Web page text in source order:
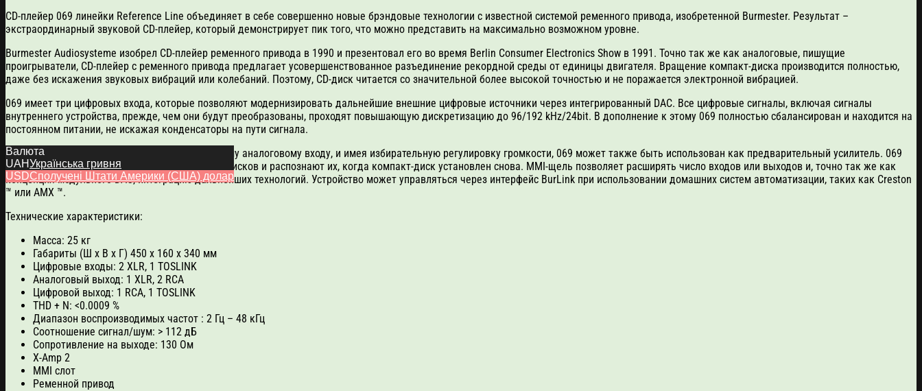
CD-плейер 069 линейки Reference Line объединяет в себе совершенно новые брэндовые технологии с известной системой ременного привода, изобретенной Burmester. Результат –
экстраординарный звуковой CD-плейер, который демонстрирует пик того, что можно представить на максимально возможном уровне.
Burmester Audiosysteme изобрел CD-плейер ременного привода в 1990 и презентовал его во время Berlin Consumer Electronics Show в 1991. Точно так же как аналоговые, пишущие
проигрыватели, CD-плейер c ременного привода предлагает усовершенствованное разъединение рекордной среды от единицы двигателя. Вращение компакт-диска производится полностью,
даже без искажения звуковых вибраций или колебаний. Поэтому, СD-диск читается со значительной более высокой точностью и не поражается электронной вибрацией.
069 имеет три цифровых входа, которые позволяют модернизировать дальнейшие внешние цифровые источники через интегрированный DAC. Все цифровые сигналы, включая сигналы
внутреннего устройства, прежде, чем они будут преобразованы, проходят повышающую дискретизацию до 96/192 kHz/24bit. В дополнение к этому 069 полностью сбалансирован и находится на
постоянном питании, не искажая конденсаторы на пути сигнала.
Благодаря своим трем цифровым входам , одному аналоговому входу, и имея избирательную регулировку громкости, 069 может также быть использован как предварительный усилитель. 069
помнит накопленные программы с 99 компакт-дисков и распознают их, когда компакт-диск установлен снова. MMI-щель позволяет расширять число входов или выходов и, точно так же как
концепция модульного DAC, интеграцию дальнейших технологий. Устройство может управляться через интерфейс BurLink при использовании домашних систем автоматизации, таких как Creston
™ или AMX ™.
Технические характеристики:
Масса: 25 кг
Габариты (Ш х В х Г) 450 х 160 х 340 мм
Цифровые входы: 2 XLR, 1 TOSLINK
Аналоговый выход: 1 XLR, 2 RCA
Цифровой выход: 1 RCA, 1 TOSLINK
THD + N: <0.0009 %
Диапазон воспроизводимых частот : 2 Гц – 48 кГц
Соотношение сигнал/шум: > 112 дБ
Сопротивление на выходе: 130 Ом
X-Amp 2
MMI слот
Ременной привод
Валюта
UAHУкраїнська гривня
USDСполучені Штати Америки (США) долар